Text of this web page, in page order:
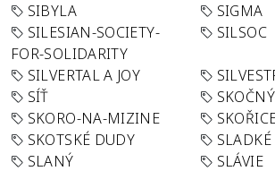
SIBYLA
SIGMA
SILESIAN-SOCIETY-
FOR-SOLIDARITY
SILSOC
SILVERTAL A JOY
SÍŤ
SKORO-NA-MIZINE
SKOTSKÉ DUDY
SLADKÉ
SLANÝ
SLÁVIE